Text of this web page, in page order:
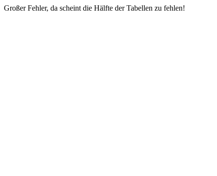
Großer Fehler, da scheint die Hälfte der Tabellen zu fehlen!